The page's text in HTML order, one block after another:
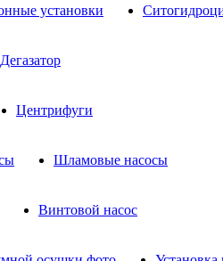
Дегазатор
Центрифуги
Шламовые насосы
Винтовой насос